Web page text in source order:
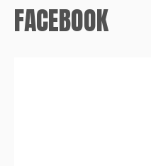
FACEBOOK